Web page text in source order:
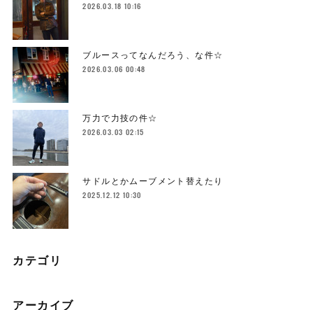
2026.03.18 10:16
ブルースってなんだろう、な件☆
2026.03.06 00:48
万力で力技の件☆
2026.03.03 02:15
サドルとかムーブメント替えたり
2025.12.12 10:30
カテゴリ
アーカイブ